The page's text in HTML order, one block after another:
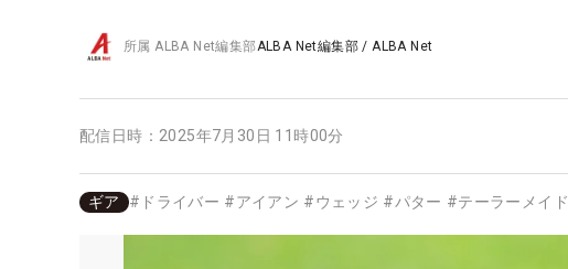
所属ALBA Net編集部ALBA Net編集部 /ALBA Net
配信日時： 2025年7月30日 11時00分
ギア # ドライバー #アイアン #ウェッジ #パター #テーラーメイド